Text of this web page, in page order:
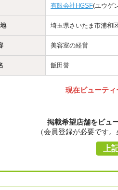
有限会社HGSF(ユウゲ
埼玉県さいたま市浦和
美容室の経営
飯田誉
現在ビューティ
掲載希望店舗をビュ
（会員登録が必要です
上